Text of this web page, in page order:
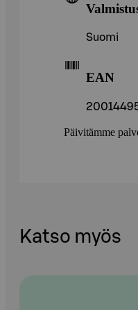
Suomi
EAN
Päivitämme
Katso myös